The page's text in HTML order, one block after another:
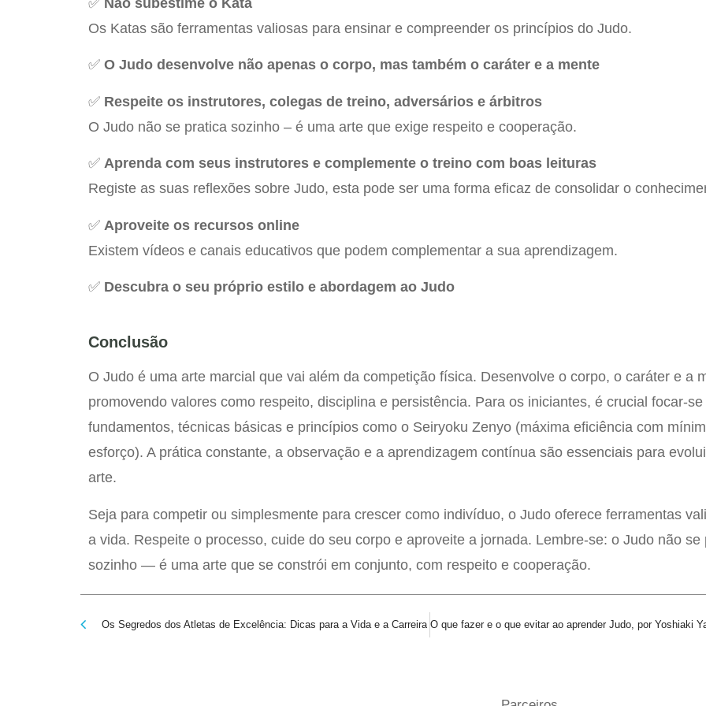
✅ Não subestime o Kata
Os Katas são ferramentas valiosas para ensinar e compreender os princípios do Judo.
✅ O Judo desenvolve não apenas o corpo, mas também o caráter e a mente
✅ Respeite os instrutores, colegas de treino, adversários e árbitros
O Judo não se pratica sozinho – é uma arte que exige respeito e cooperação.
✅ Aprenda com seus instrutores e complemente o treino com boas leituras
Registe as suas reflexões sobre Judo, esta pode ser uma forma eficaz de consolidar o
✅ Aproveite os recursos online
Existem vídeos e canais educativos que podem complementar a sua aprendizagem.
✅ Descubra o seu próprio estilo e abordagem ao Judo
Conclusão
O Judo é uma arte marcial que vai além da competição física. Desenvolve o corpo, o caráter e a
promovendo valores como respeito, disciplina e persistência. Para os iniciantes, é crucial focar-se
fundamentos, técnicas básicas e princípios como o Seiryoku Zenyo (máxima eficiência com
esforço). A prática constante, a observação e a aprendizagem contínua são essenciais para
arte.
Seja para competir ou simplesmente para crescer como indivíduo, o Judo oferece ferramentas
a vida. Respeite o processo, cuide do seu corpo e aproveite a jornada. Lembre-se: o Judo não se
sozinho — é uma arte que se constrói em conjunto, com respeito e cooperação.
Os Segredos dos Atletas de Excelência: Dicas para a Vida e a Carreira